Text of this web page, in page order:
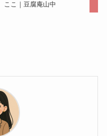
ここ｜豆腐庵山中